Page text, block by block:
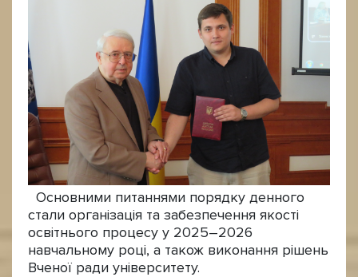
Основними питаннями порядку денного
стали організація та забезпечення якості
освітнього процесу у 2025–2026
навчальному році, а також виконання рішень
Вченої ради університету.